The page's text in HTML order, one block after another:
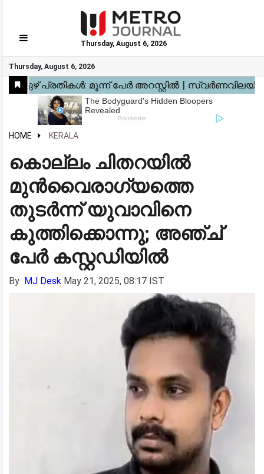
Thursday, August 6, 2026
Thursday, August 6, 2026
GO
Home
Kerala
National
Gulf
World
Sports
Movies
Health
Automobile
Travel
Education
Novel
Business
Technology
Webstory
HOME KERALA
കൊല്ലം ചിതറയിൽ
മുൻവൈരാഗ്യത്തെ
തുടർന്ന് യുവാവിനെ
കുത്തിക്കൊന്നു; അഞ്ച്
പേർ കസ്റ്റഡിയിൽ
By MJ Desk May 21, 2025, 08:17 IST